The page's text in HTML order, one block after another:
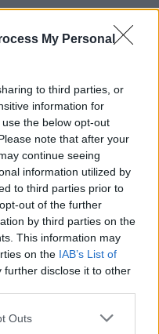
My Personal
to third parties, or
information for
the below opt-out
note that after your
continue seeing
information utilized by
to third parties prior to
out of the further
by third parties on the
This information may
on the IAB’s List of
further disclose it to other
Outs
jag veta